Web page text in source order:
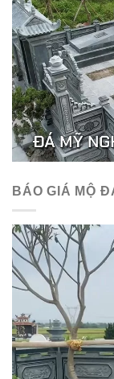
BÁO GIÁ MỘ